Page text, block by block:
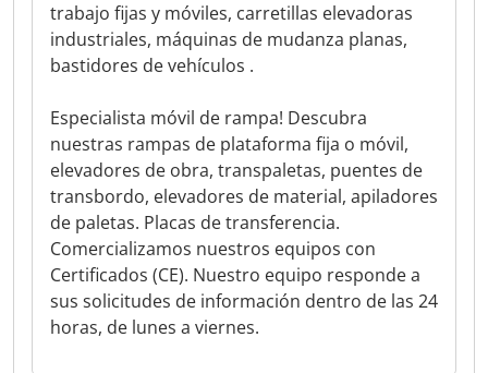
trabajo fijas y móviles, carretillas elevadoras
industriales, máquinas de mudanza planas,
bastidores de vehículos .
Especialista móvil de rampa! Descubra
nuestras rampas de plataforma fija o móvil,
elevadores de obra, transpaletas, puentes de
transbordo, elevadores de material, apiladores
de paletas. Placas de transferencia.
Comercializamos nuestros equipos con
Certificados (CE). Nuestro equipo responde a
sus solicitudes de información dentro de las 24
horas, de lunes a viernes.